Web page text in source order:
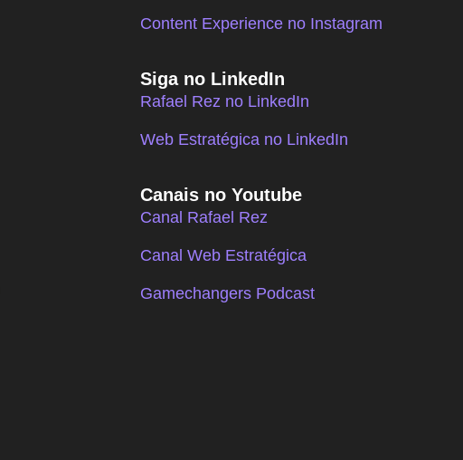
Content Experience no Instagram
Siga no LinkedIn
Rafael Rez no LinkedIn
Web Estratégica no LinkedIn
Canais no Youtube
Canal Rafael Rez
Canal Web Estratégica
Gamechangers Podcast